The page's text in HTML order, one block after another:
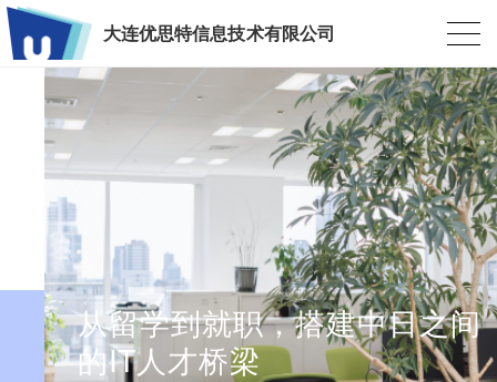
大连优思特信息技术有限公司
从留学到就职，搭建中日之间
的IT人才桥梁